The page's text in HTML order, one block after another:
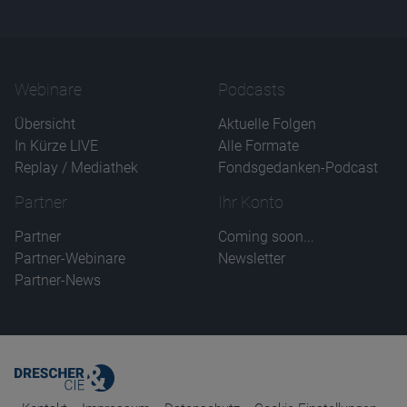
Webinare
Übersicht
In Kürze LIVE
Replay / Mediathek
Podcasts
Aktuelle Folgen
Alle Formate
Fondsgedanken-Podcast
Partner
Partner
Partner-Webinare
Partner-News
Ihr Konto
Coming soon...
Newsletter